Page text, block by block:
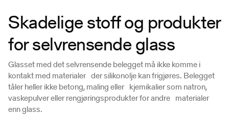
Skadelige stoff og produkter
for selvrensende glass
Glasset med det selvrensende belegget må ikke komme i
kontakt med materialer der silikonolje kan frigjøres. Belegget
tåler heller ikke betong, maling eller kjemikalier som natron,
vaskepulver eller rengjøringsprodukter for andre materialer
enn glass.